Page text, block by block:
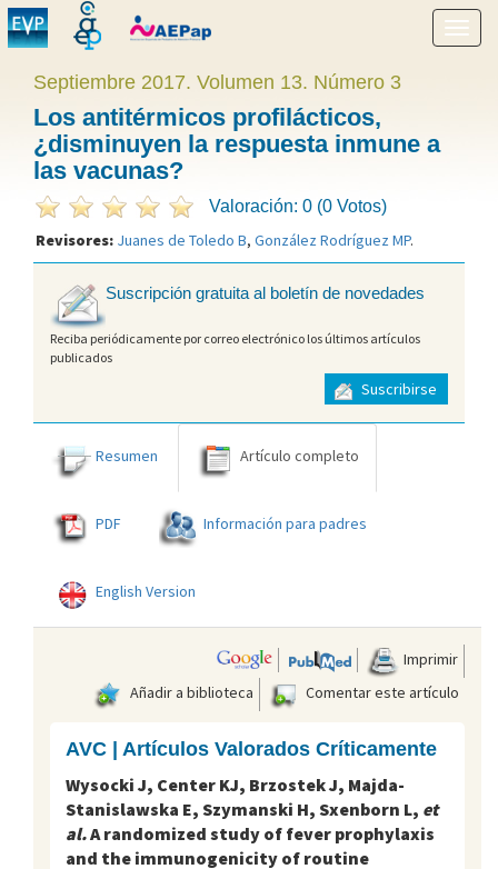
menú
Septiembre 2017. Volumen 13. Número 3
Los antitérmicos profilácticos,
¿disminuyen la respuesta inmune a
las vacunas?
Valoración: 0 (0 Votos)
Revisores: Juanes de Toledo B, González Rodríguez MP.
Suscripción gratuita al boletín de novedades
Reciba periódicamente por correo electrónico los últimos artículos
publicados
Suscribirse
Resumen Artículo completo
PDF Información para padres
English Version
Imprimir
Añadir a biblioteca
Comentar este artículo
AVC | Artículos Valorados Críticamente
Wysocki J, Center KJ, Brzostek J, Majda-
Stanislawska E, Szymanski H, Sxenborn L, et
al.A randomized study of fever prophylaxis
and the immunogenicity of routine